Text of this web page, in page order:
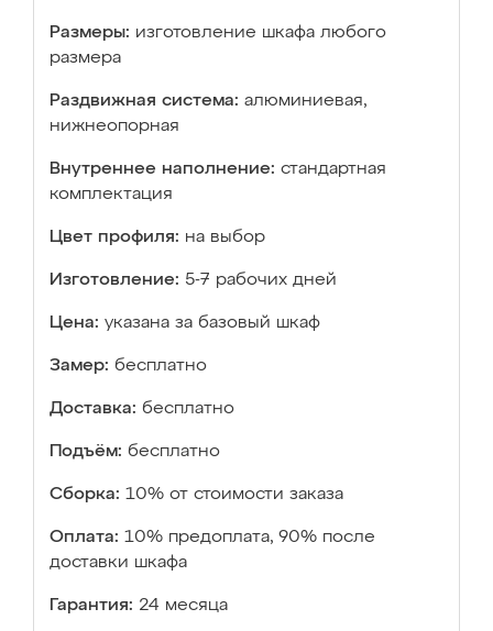
Размеры: изготовление шкафа любого
размера
Раздвижная система: алюминиевая,
нижнеопорная
Внутреннее наполнение: стандартная
комплектация
Цвет профиля: на выбор
Изготовление: 5-7 рабочих дней
Цена: указана за базовый шкаф
Замер: бесплатно
Доставка: бесплатно
Подъём: бесплатно
Сборка: 10% от стоимости заказа
Оплата: 10% предоплата, 90% после
доставки шкафа
Гарантия: 24 месяца